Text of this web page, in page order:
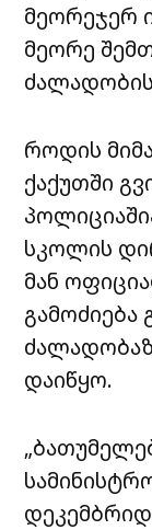
მეორეჯერ
მეორე
ძალადობის
როდის
ქაქუთში
სკოლის
მან
დაიწყო.